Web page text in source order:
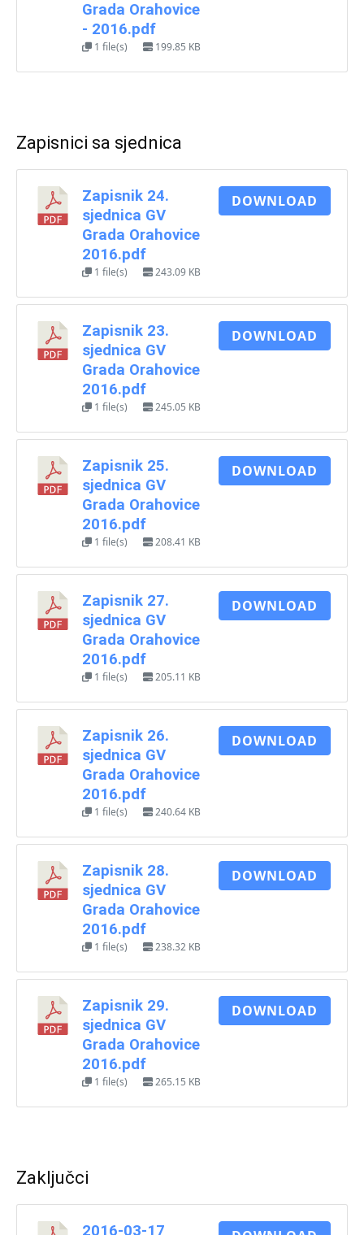
Grada Orahovice
- 2016.pdf
1 file(s) 199.85 KB
Zapisnici sa sjednica
Zapisnik 24.
sjednica GV
Grada Orahovice
2016.pdf
1 file(s) 243.09 KB
DOWNLOAD
Zapisnik 23.
sjednica GV
Grada Orahovice
2016.pdf
1 file(s) 245.05 KB
DOWNLOAD
Zapisnik 25.
sjednica GV
Grada Orahovice
2016.pdf
1 file(s) 208.41 KB
DOWNLOAD
Zapisnik 27.
sjednica GV
Grada Orahovice
2016.pdf
1 file(s) 205.11 KB
DOWNLOAD
Zapisnik 26.
sjednica GV
Grada Orahovice
2016.pdf
1 file(s) 240.64 KB
DOWNLOAD
Zapisnik 28.
sjednica GV
Grada Orahovice
2016.pdf
1 file(s) 238.32 KB
DOWNLOAD
Zapisnik 29.
sjednica GV
Grada Orahovice
2016.pdf
1 file(s) 265.15 KB
DOWNLOAD
Zaključci
2016-03-17